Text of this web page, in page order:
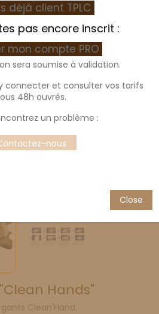
Hands"
Clean'Hand.
déjà client TPLC
pas encore inscrit :
mon compte PRO
sera soumise à validation.
connecter et consulter vos tarifs
48h ouvrés.
un problème :
nous
Close